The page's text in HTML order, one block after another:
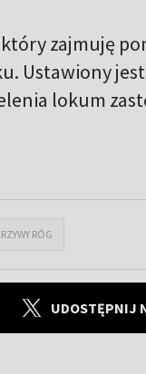
zajmuję
Ustawiony
lokum
RÓG
UDOSTĘPNIJ